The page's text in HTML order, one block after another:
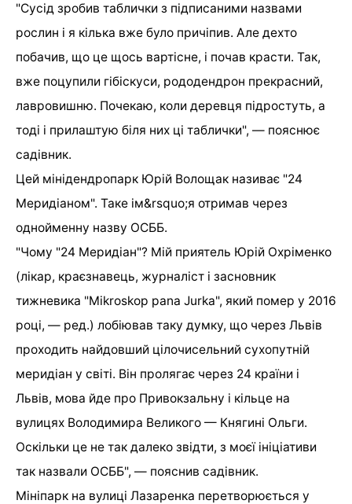
"Сусід зробив таблички з підписаними назвами
рослин і я кілька вже було причіпив. Але дехто
побачив, що це щось вартісне, і почав красти. Так,
вже поцупили гібіскуси, рододендрон прекрасний,
лавровишню. Почекаю, коли деревця підростуть, а
тоді і прилаштую біля них ці таблички", — пояснює
садівник.
Цей мінідендропарк Юрій Волощак називає "24
Меридіаном". Таке ім&rsquo;я отримав через
однойменну назву ОСББ.
"Чому "24 Меридіан"? Мій приятель Юрій Охріменко
(лікар, краєзнавець, журналіст і засновник
тижневика "Mikroskop pana Jurka", який помер у 2016
році, — ред.) лобіював таку думку, що через Львів
проходить найдовший цілочисельний сухопутній
меридіан у світі. Він пролягає через 24 країни і
Львів, мова йде про Привокзальну і кільце на
вулицях Володимира Великого — Княгині Ольги.
Оскільки це не так далеко звідти, з моєї ініціативи
так назвали ОСББ", — пояснив садівник.
Мініпарк на вулиці Лазаренка перетворюється у